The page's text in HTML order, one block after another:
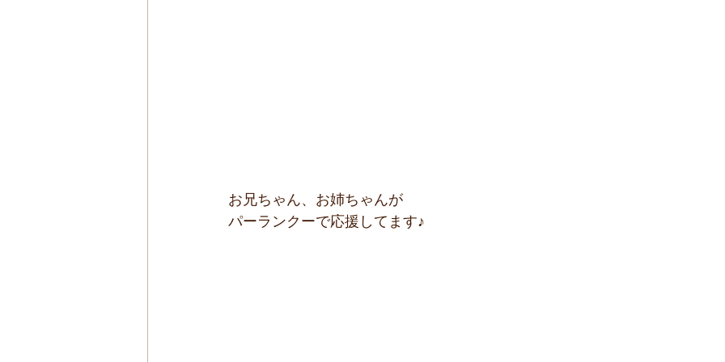
お兄ちゃん、お姉ちゃんが
パーランクーで応援してます♪